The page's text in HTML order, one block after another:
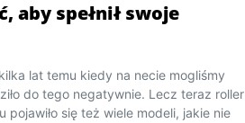
aby spełnił swoje
lat temu kiedy na necie mogliśmy
do tego negatywnie. Lecz teraz roller
się też wiele modeli, jakie nie